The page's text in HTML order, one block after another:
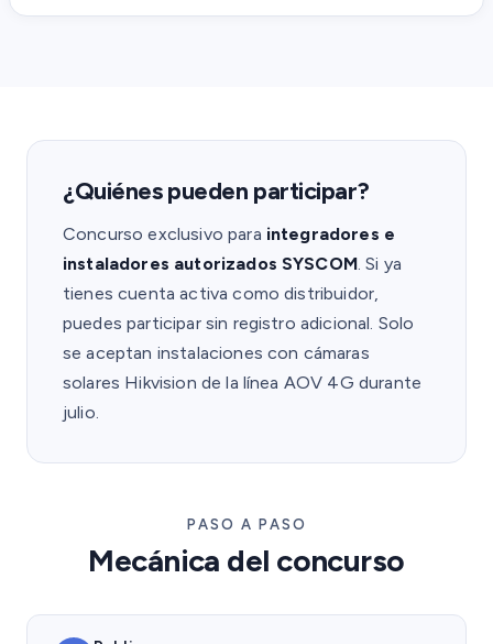
¿Quiénes pueden participar?
Concurso exclusivo para integradores e
instaladores autorizados SYSCOM. Si ya
tienes cuenta activa como distribuidor,
puedes participar sin registro adicional. Solo
se aceptan instalaciones con cámaras
solares Hikvision de la línea AOV 4G durante
julio.
PASO A PASO
Mecánica del concurso